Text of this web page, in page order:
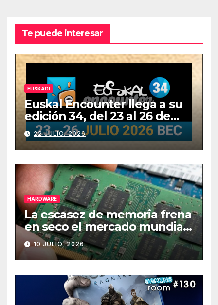
Te puede interesar
EUSKADI
Euskal Encounter llega a su
edición 34, del 23 al 26 de
julio
22 JULIO, 2026
HARDWARE
La escasez de memoria frena
en seco el mercado mundial
de PCs
10 JULIO, 2026